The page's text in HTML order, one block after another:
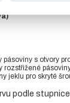
s otvory
rozstřižené
jeklu pro skryté
podle